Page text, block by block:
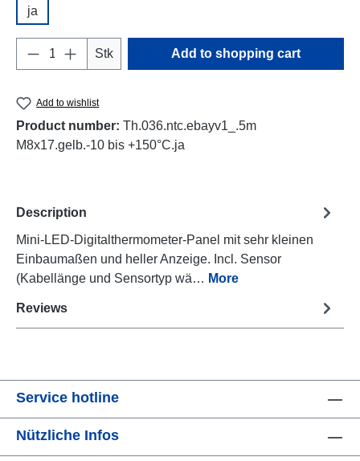
ja
Product Quantity: Enter the desired
Stk Add to shopping cart
Add to wishlist
Product number: Th.036.ntc.ebayv1_.5m
M8x17.gelb.-10 bis +150°C.ja
Description
Mini-LED-Digitalthermometer-Panel mit sehr kleinen
Einbaumaßen und heller Anzeige. Incl. Sensor
(Kabellänge und Sensortyp wä… More
Reviews
Service hotline
Nützliche Infos